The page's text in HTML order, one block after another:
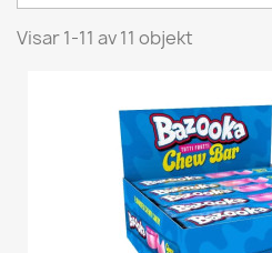
Visar 1-11 av 11 objekt